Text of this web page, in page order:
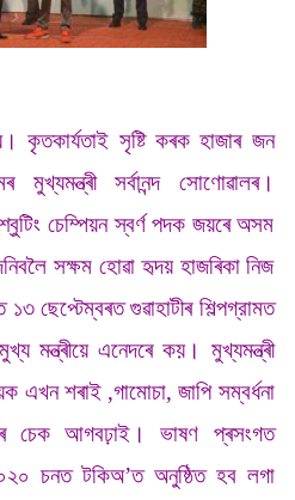
কৃতকাৰ্যতাই সৃষ্টি কৰক হাজাৰ জন
সৰ্বানন্দ সোণোৱালৰ।
চেম্পিয়ন স্বৰ্ণ পদক জয়ৰে অসম
সক্ষম হোৱা হৃদয় হাজৰিকা নিজ
ছেপ্টেম্বৰত গুৱাহাটীৰ শিল্পগ্রামত
মন্ত্ৰীয়ে এনেদৰে কয়। মুখ্যমন্ত্ৰী
এখন শৰাই ,গামোচা, জাপি সম্বৰ্ধনা
চেক আগবঢ়াই। ভাষণ প্ৰসংগত
চনত টকিঅ’ত অনুষ্ঠিত হব লগা